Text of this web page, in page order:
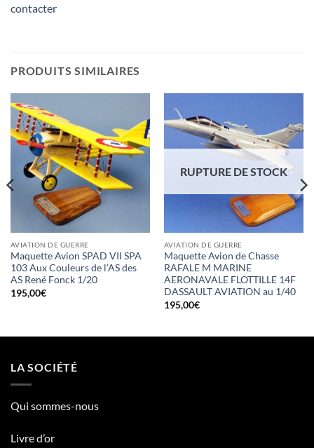
contacter
PRODUITS SIMILAIRES
AVIATION DE GUERRE
Maquette Avion SPAD VII SPA
103 Aux Couleurs de l’AS des
AS René Fonck 1/20
195,00€
RUPTURE DE STOCK
AVIATION DE GUERRE
Maquette Avion de Chasse
RAFALE M MARINE
AERONAVALE FLOTTILLE 14F
DASSAULT AVIATION au 1/40
195,00€
LA SOCIÉTÉ
Qui sommes-nous
Livre d’or